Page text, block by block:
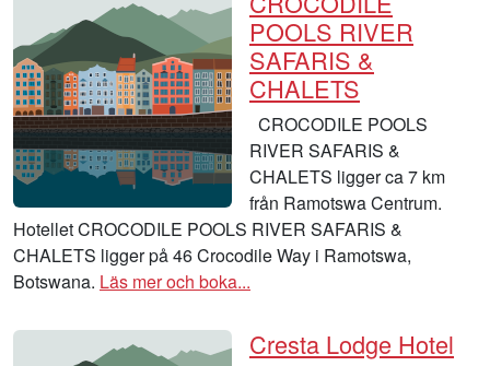
POOLS RIVER
SAFARIS &
CHALETS
CROCODILE POOLS
RIVER SAFARIS &
CHALETS ligger ca 7 km
från Ramotswa Centrum.
Hotellet CROCODILE POOLS RIVER SAFARIS &
CHALETS ligger på 46 Crocodile Way i Ramotswa,
Botswana. Läs mer och boka...
Cresta Lodge Hotel